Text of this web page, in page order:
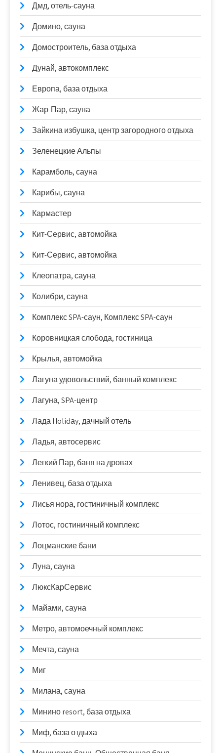
Дмд, отель-сауна
Домино, сауна
Домостроитель, база отдыха
Дунай, автокомплекс
Европа, база отдыха
Жар-Пар, сауна
Зайкина избушка, центр загородного отдыха
Зеленецкие Альпы
Карамболь, сауна
Карибы, сауна
Кармастер
Кит-Сервис, автомойка
Кит-Сервис, автомойка
Клеопатра, сауна
Колибри, сауна
Комплекс SPA-саун, Комплекс SPA-саун
Коровницкая слобода, гостиница
Крылья, автомойка
Лагуна удовольствий, банный комплекс
Лагуна, SPA-центр
Лада Holidаy, дачный отель
Ладья, автосервис
Легкий Пар, баня на дровах
Ленивец, база отдыха
Лисья нора, гостиничный комплекс
Лотос, гостиничный комплекс
Лоцманские бани
Луна, сауна
ЛюксКарСервис
Майами, сауна
Метро, автомоечный комплекс
Мечта, сауна
Миг
Милана, сауна
Минино resort, база отдыха
Миф, база отдыха